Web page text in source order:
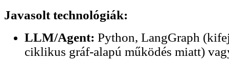
Javasolt technológiák:
LLM/Agent: Python, LangGraph
ciklikus gráf-alapú működés miatt)